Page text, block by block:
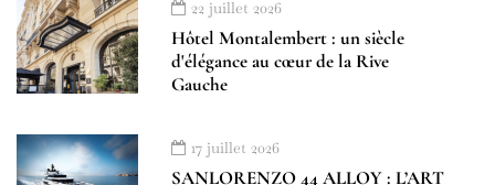
22 juillet 2026
Hôtel Montalembert : un siècle
d'élégance au cœur de la Rive
Gauche
17 juillet 2026
SANLORENZO 44 ALLOY : L’ART